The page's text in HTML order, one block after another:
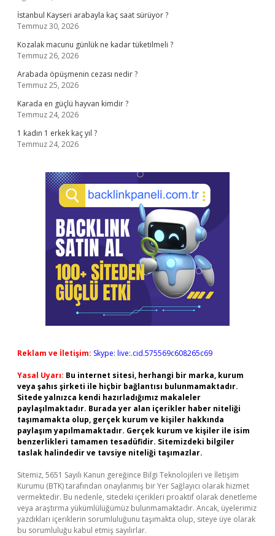
İstanbul Kayseri arabayla kaç saat sürüyor ?
Temmuz 30, 2026
Kozalak macunu günlük ne kadar tüketilmeli ?
Temmuz 26, 2026
Arabada öpüşmenin cezası nedir ?
Temmuz 25, 2026
Karada en güçlü hayvan kimdir ?
Temmuz 24, 2026
1 kadın 1 erkek kaç yıl ?
Temmuz 24, 2026
Reklam ve İletişim: Skype: live:.cid.575569c608265c69
Yasal Uyarı: Bu internet sitesi, herhangi bir marka, kurum
veya şahıs şirketi ile hiçbir bağlantısı bulunmamaktadır.
Sitede yalnızca kendi hazırladığımız makaleler
paylaşılmaktadır. Burada yer alan içerikler haber niteliği
taşımamakta olup, gerçek kurum ve kişiler hakkında
paylaşım yapılmamaktadır. Gerçek kurum ve kişiler ile isim
benzerlikleri tamamen tesadüfidir. Sitemizdeki bilgiler
taslak halindedir ve tavsiye niteliği taşımazlar.
Sitemiz, 5651 Sayılı Kanun gereğince Bilgi Teknolojileri ve İletişim
Kurumu (BTK) tarafından onaylanmış bir Yer Sağlayıcı olarak hizmet
vermektedir. Bu nedenle, sitedeki içerikleri proaktif olarak denetleme
veya araştırma yükümlülüğümüz bulunmamaktadır. Ancak, üyelerimiz
yazdıkları içeriklerin sorumluluğunu taşımakta olup, siteye üye olarak
bu sorumluluğu kabul etmiş sayılırlar.